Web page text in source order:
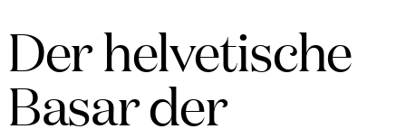
Der helvetische
Basar der